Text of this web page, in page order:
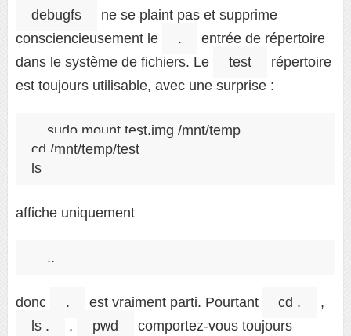
debugfs
ne se plaint pas et supprime
consciencieusement le
.
entrée de répertoire
dans le système de fichiers. Le
test
répertoire
est toujours utilisable, avec une surprise :
sudo mount test.img /mnt/temp
cd /mnt/temp/test
affiche uniquement
donc . est vraiment parti. Pourtant cd .
,
ls .
, pwd
comportez-vous toujours